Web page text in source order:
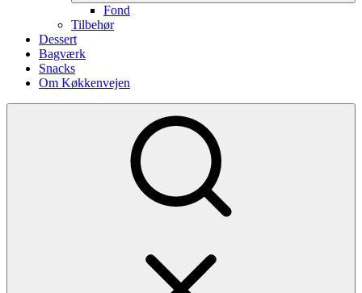
Fond
Tilbehør
Dessert
Bagværk
Snacks
Om Køkkenvejen